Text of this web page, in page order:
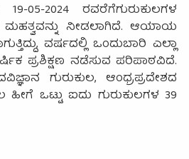
05-2024 ರವರೆಗೆಗುರುಕುಲಗಳ
ಮಹತ್ವವನ್ನು ನೀಡಲಾಗಿದೆ. ಆಯಾಯ
ವರ್ಷದಲ್ಲಿ ಒಂದುಬಾರಿ ಎಲ್ಲಾ
ಪ್ರಶಿಕ್ಷಣ ನಡೆಸುವ ಪರಿಪಾಠವಿದೆ.
ಗುರುಕುಲ, ಆಂಧ್ರಪ್ರದೇಶದ
ಒಟ್ಟು ಐದು ಗುರುಕುಲಗಳ 39